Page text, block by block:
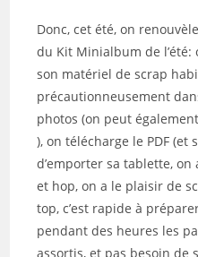
Donc, cet été, on
du Kit Minialbum de l’été:
son matériel de scrap
précautionneusement
photos (on peut
), on télécharge le PDF (et
d’emporter sa tablette,
et hop, on a le plaisir de
top, c’est rapide à
pendant des heures les
assortis, et pas besoin de